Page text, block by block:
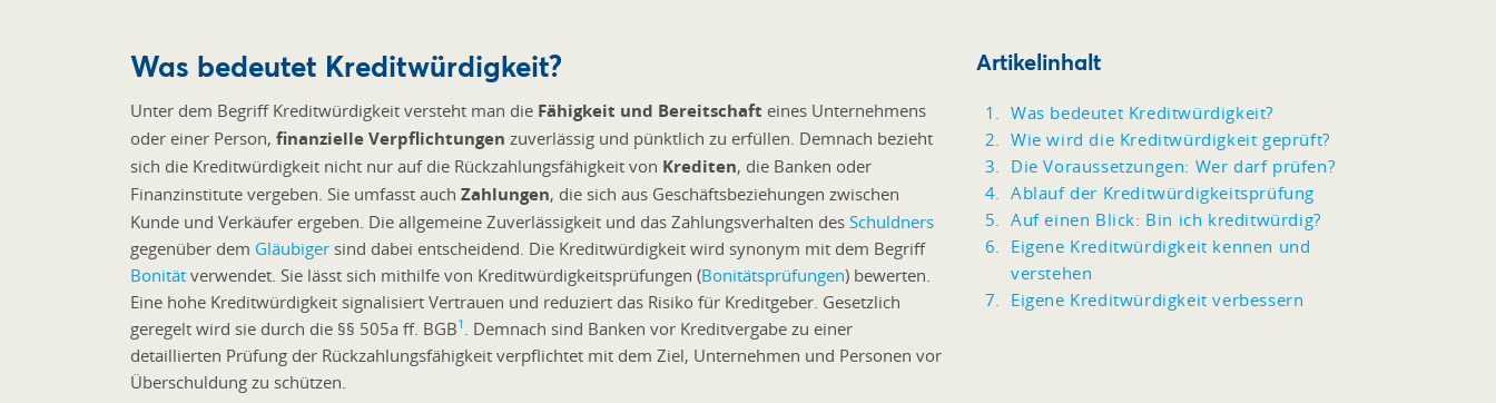
Was bedeutet Kreditwürdigkeit?
Unter dem Begriff Kreditwürdigkeit versteht man die Fähigkeit und Bereitschaft eines Unternehmens
oder einer Person, finanzielle Verpflichtungen zuverlässig und pünktlich zu erfüllen. Demnach bezieht
sich die Kreditwürdigkeit nicht nur auf die Rückzahlungsfähigkeit von Krediten, die Banken oder
Finanzinstitute vergeben. Sie umfasst auch Zahlungen, die sich aus Geschäftsbeziehungen zwischen
Kunde und Verkäufer ergeben. Die allgemeine Zuverlässigkeit und das Zahlungsverhalten des Schuldners
gegenüber dem Gläubiger sind dabei entscheidend. Die Kreditwürdigkeit wird synonym mit dem Begriff
Bonität verwendet. Sie lässt sich mithilfe von Kreditwürdigkeitsprüfungen (Bonitätsprüfungen) bewerten.
Eine hohe Kreditwürdigkeit signalisiert Vertrauen und reduziert das Risiko für Kreditgeber. Gesetzlich
geregelt wird sie durch die §§ 505a ff. BGB1
. Demnach sind Banken vor Kreditvergabe zu einer
detaillierten Prüfung der Rückzahlungsfähigkeit verpflichtet mit dem Ziel, Unternehmen und Personen vor
Überschuldung zu schützen.
Artikelinhalt
Was bedeutet Kreditwürdigkeit?
Wie wird die Kreditwürdigkeit geprüft?
Die Voraussetzungen: Wer darf prüfen?
Ablauf der Kreditwürdigkeitsprüfung
Auf einen Blick: Bin ich kreditwürdig?
Eigene Kreditwürdigkeit kennen und
verstehen
Eigene Kreditwürdigkeit verbessern